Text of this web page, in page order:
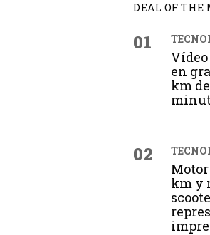
DEAL OF THE
01
en
km
02
Motor
km y